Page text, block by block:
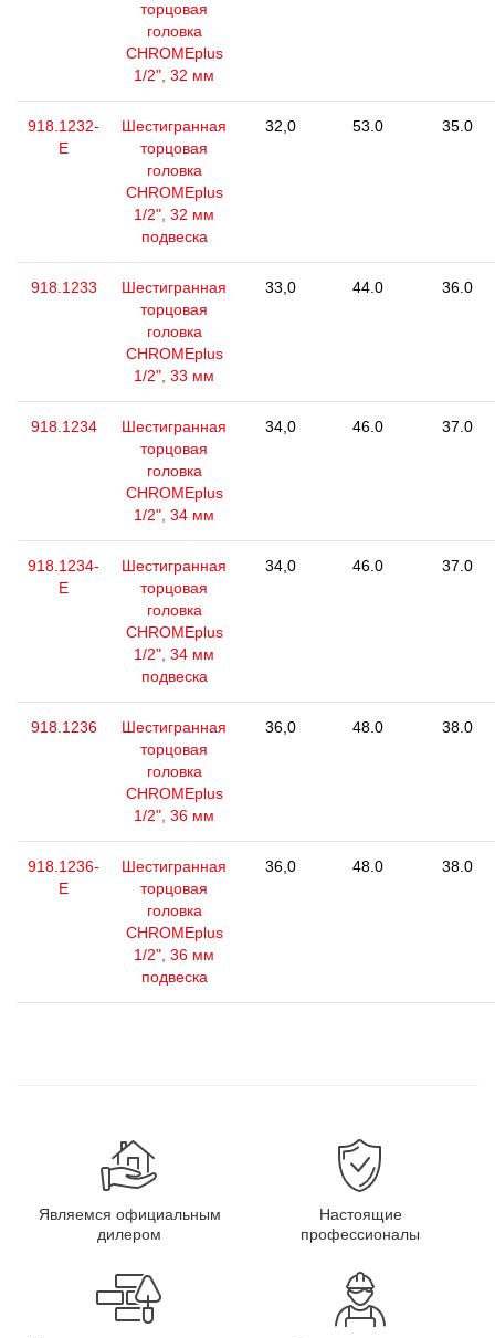
торцовая
головка
CHROMEplus
1/2", 32 мм
918.1232-
E
Шестигранная
торцовая
головка
CHROMEplus
1/2", 32 мм
подвеска
32,0 53.0 35.0
918.1233
Шестигранная
торцовая
головка
CHROMEplus
1/2", 33 мм
33,0 44.0 36.0
918.1234
Шестигранная
торцовая
головка
CHROMEplus
1/2", 34 мм
34,0 46.0 37.0
918.1234-
E
Шестигранная
торцовая
головка
CHROMEplus
1/2", 34 мм
подвеска
34,0 46.0 37.0
918.1236
Шестигранная
торцовая
головка
CHROMEplus
1/2", 36 мм
36,0 48.0 38.0
918.1236-
E
Шестигранная
торцовая
головка
CHROMEplus
1/2", 36 мм
подвеска
36,0 48.0 38.0
Являемся официальным
дилером
Настоящие
профессионалы